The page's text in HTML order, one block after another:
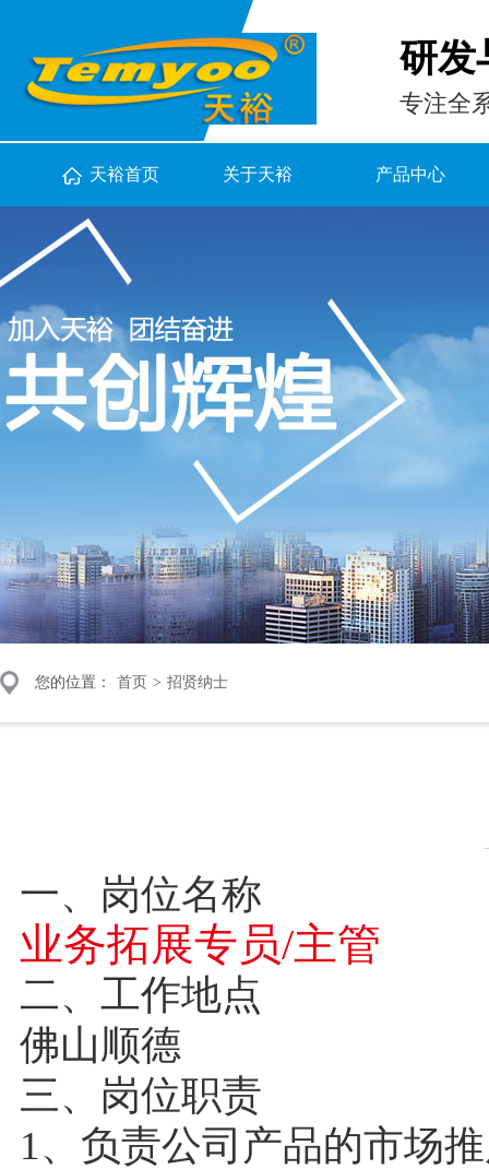
研发
专注全
天裕首页 关于天裕 产品中心
您的位置： 首页 > 招贤纳士
一、岗位名称
业务拓展专员/主管
二、工作地点
佛山顺德
三、岗位职责
1、负责公司产品的市场